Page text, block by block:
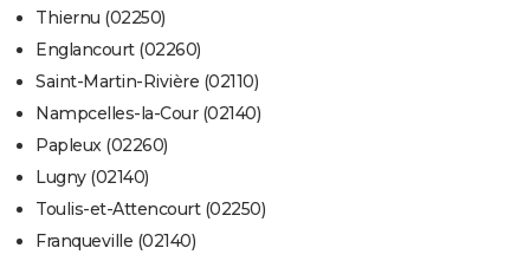
Thiernu (02250)
Englancourt (02260)
Saint-Martin-Rivière (02110)
Nampcelles-la-Cour (02140)
Papleux (02260)
Lugny (02140)
Toulis-et-Attencourt (02250)
Franqueville (02140)